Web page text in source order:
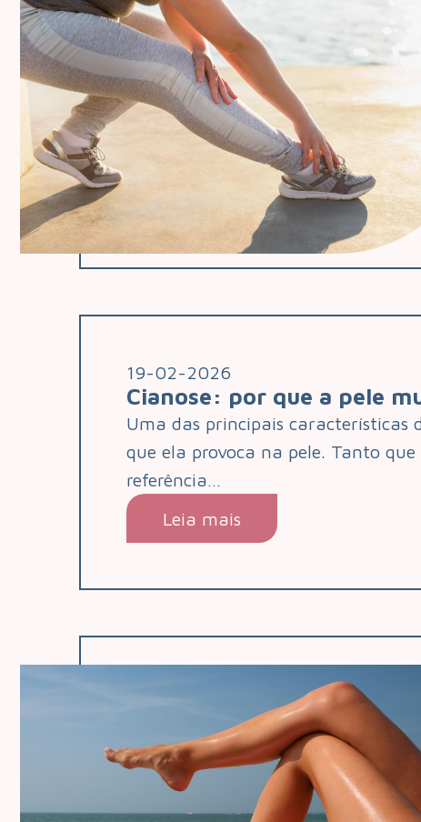
19-02-2026
Cianose: por que a pele
Uma das principais características
que ela provoca na pele. Tanto
referência…
Leia mais